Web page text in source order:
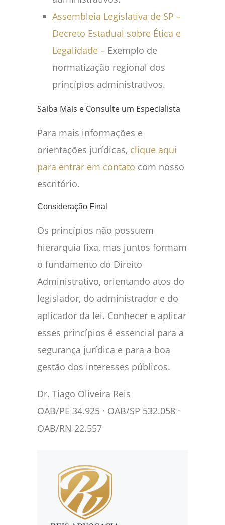
Assembleia Legislativa de SP –
Decreto Estadual sobre Ética e
Legalidade – Exemplo de
normatização regional dos
princípios administrativos.
Saiba Mais e Consulte um Especialista
Para mais informações e
orientações jurídicas, clique aqui
para entrar em contato com nosso
escritório.
Consideração Final
Os princípios não possuem
hierarquia fixa, mas juntos formam
o fundamento do Direito
Administrativo, orientando atos do
legislador, do administrador e do
aplicador da lei. Conhecer e aplicar
esses princípios é essencial para a
segurança jurídica e para a boa
gestão dos interesses públicos.
Dr. Tiago Oliveira Reis
OAB/PE 34.925 · OAB/SP 532.058 ·
OAB/RN 22.557